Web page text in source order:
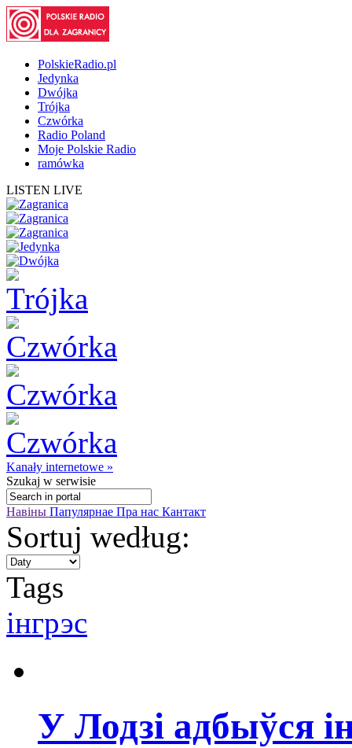
PolskieRadio.pl
Jedynka
Dwójka
Trójka
Czwórka
Radio Poland
Moje Polskie Radio
ramówka
LISTEN LIVE
Kanały internetowe »
Szukaj w serwisie
Навіны Папулярнае Пра нас Кантакт
Sortuj według:
Tags
інгрэс
У Лодзі адбыўся